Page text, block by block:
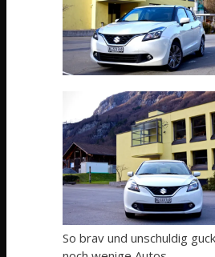
So brav und unschuldig